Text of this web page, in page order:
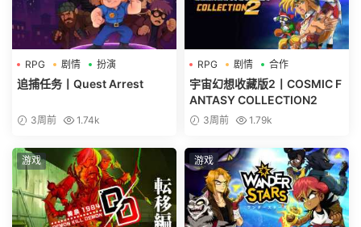
RPG 剧情 扮演
追捕任务丨Quest Arrest
3周前 1.74k
RPG 剧情 合作
宇宙幻想收藏版2丨COSMIC F
ANTASY COLLECTION2
3周前 1.79k
游戏 游戏